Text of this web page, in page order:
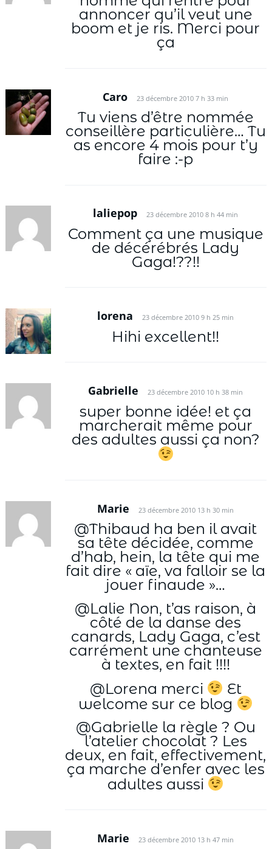
annoncer qu’il veut une
boom et je ris. Merci pour
ça
Caro 23 décembre 2010 7 h 33 min
Tu viens d’être nommée
conseillère particulière… Tu
as encore 4 mois pour t’y
faire :-p
laliepop 23 décembre 2010 8 h 44 min
Comment ça une musique
de décérébrés Lady
Gaga!??!!
lorena 23 décembre 2010 9 h 25 min
Hihi excellent!!
Gabrielle 23 décembre 2010 10 h 38 min
super bonne idée! et ça
marcherait même pour
des adultes aussi ça non?
Marie 23 décembre 2010 13 h 30 min
@Thibaud ha ben il avait
sa tête décidée, comme
d’hab, hein, la tête qui me
fait dire « aïe, va falloir se la
jouer finaude »…
@Lalie Non, t’as raison, à
côté de la danse des
canards, Lady Gaga, c’est
carrément une chanteuse
à textes, en fait !!!!
@Lorena merci
Et
welcome sur ce blog
@Gabrielle la règle ? Ou
l’atelier chocolat ? Les
deux, en fait, effectivement,
ça marche d’enfer avec les
adultes aussi
Marie 23 décembre 2010 13 h 47 min